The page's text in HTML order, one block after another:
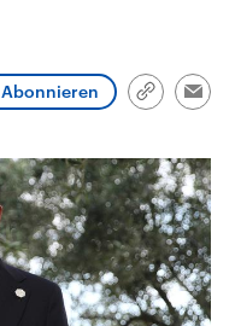
Abonnieren
Link